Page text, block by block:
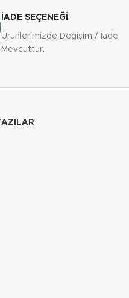
paketlenmesi özel strafor
yapılmaktadır.
İADE SEÇENEĞİ
Ürünlerimizde Değişim / İade
Mevcuttur.